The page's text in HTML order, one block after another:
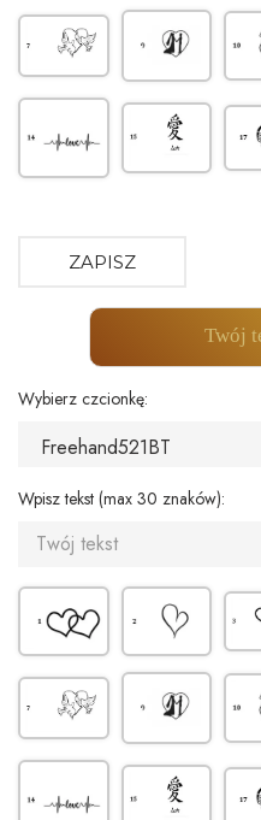
ZAPISZ
Twój
Wybierz czcionkę:
Wpisz tekst (max 30 znaków):